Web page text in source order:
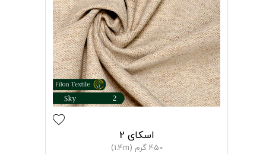
اسکای 2
450 گرم (1.4m)